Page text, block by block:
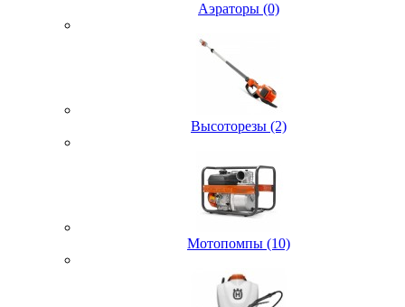
Аэраторы (0)
Высоторезы (2)
Мотопомпы (10)